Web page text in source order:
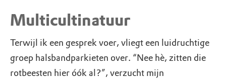
Multicultinatuur
Terwijl ik een gesprek voer, vliegt een luidruchtige
groep halsbandparkieten over. “Nee hè, zitten die
rotbeesten hier óók al?”, verzucht mijn